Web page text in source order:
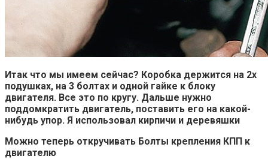
Итак что мы имеем сейчас? Коробка держится на 2х
подушках, на 3 болтах и одной гайке к блоку
двигателя. Все это по кругу. Дальше нужно
поддомкратить двигатель, поставить его на какой-
нибудь упор. Я использовал кирпичи и деревяшки
Можно теперь откручивать Болты крепления КПП к
двигателю